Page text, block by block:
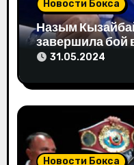
Новости Бокса
Назым
завершила бой
Олимпиаду-
31.05.2024
Новости Бокса